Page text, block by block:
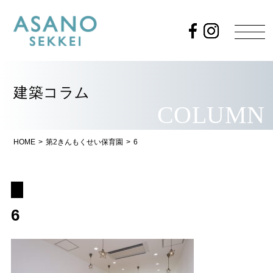
建築コラム
COLUMN
HOME > 第2きんもくせい保育園 > 6
6